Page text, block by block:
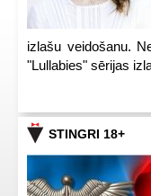
izlašu veidošanu.
"Lullabies" sērijas
STINGRI 18+